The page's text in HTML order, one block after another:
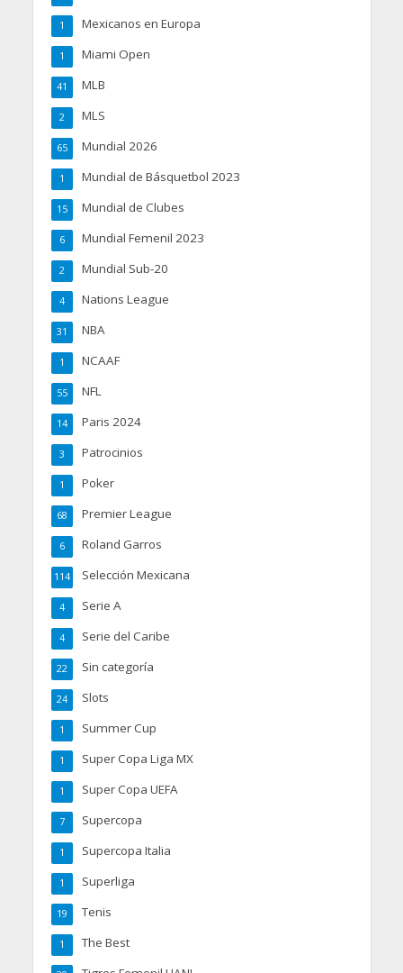
Mexicanos en Europa
1
Miami Open
1
MLB
41
MLS
2
Mundial 2026
65
Mundial de Básquetbol 2023
1
Mundial de Clubes
15
Mundial Femenil 2023
6
Mundial Sub-20
2
Nations League
4
NBA
31
NCAAF
1
NFL
55
Paris 2024
14
Patrocinios
3
Poker
1
Premier League
68
Roland Garros
6
Selección Mexicana
114
Serie A
4
Serie del Caribe
4
Sin categoría
22
Slots
24
Summer Cup
1
Super Copa Liga MX
1
Super Copa UEFA
1
Supercopa
7
Supercopa Italia
1
Superliga
1
Tenis
19
The Best
1